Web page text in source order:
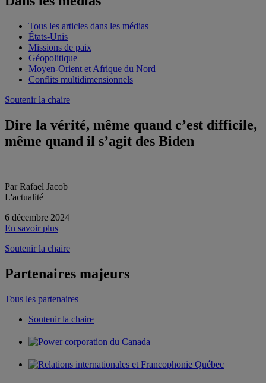
Tous les articles dans les médias
États-Unis
Missions de paix
Géopolitique
Moyen-Orient et Afrique du Nord
Conflits multidimensionnels
Soutenir la chaire
Dire la vérité, même quand c’est difficile,
même quand il s’agit des Biden
Par Rafael Jacob
L'actualité
6 décembre 2024
En savoir plus
Soutenir la chaire
Partenaires majeurs
Tous les partenaires
Soutenir la chaire